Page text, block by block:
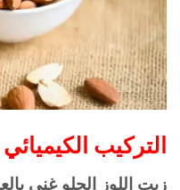
التركيب
زيت اللوز الحلو غني